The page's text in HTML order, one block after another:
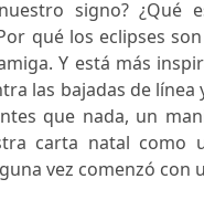
signo? ¿Qué
qué los eclipses
Y está más
las bajadas de
que nada, un
carta natal como
vez comenzó con